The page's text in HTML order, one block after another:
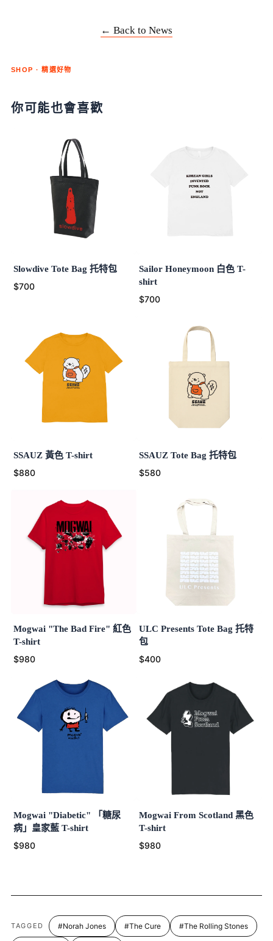
← Back to News
SHOP · 精選好物
你可能也會喜歡
Slowdive Tote Bag 托特包
$700
Sailor Honeymoon 白色 T-
shirt
$700
SSAUZ 黃色 T-shirt
$880
SSAUZ Tote Bag 托特包
$580
Mogwai "The Bad Fire" 紅色
T-shirt
$980
ULC Presents Tote Bag 托特
包
$400
Mogwai "Diabetic" 「糖尿
病」皇家藍 T-shirt
$980
Mogwai From Scotland 黑色
T-shirt
$980
TAGGED #Norah Jones #The Cure #The Rolling Stones